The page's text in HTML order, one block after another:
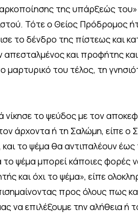
της υπάρξεώς
Τότε ο Θείος Πρόδρομος
το δένδρο της πίστεως και
απεσταλμένος και προφήτης
μαρτυρικό του τέλος, τη
νίκησε το ψεύδος με τον
άρχοντα ή τη Σαλώμη, είπε ο
και το ψέμα θα αντιπαλέουν έως
το ψέμα μπορεί κάποιες φορές
και όχι το ψέμα», είπε
προς όλους πως
να επιλέξουμε την αλήθεια ή